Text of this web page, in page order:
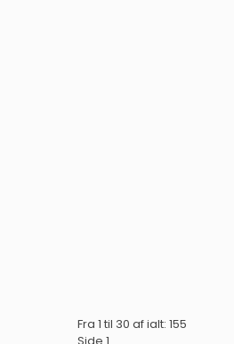
Fra 1 til 30 af ialt: 155